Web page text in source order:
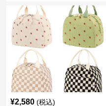
¥2,580 (税込)